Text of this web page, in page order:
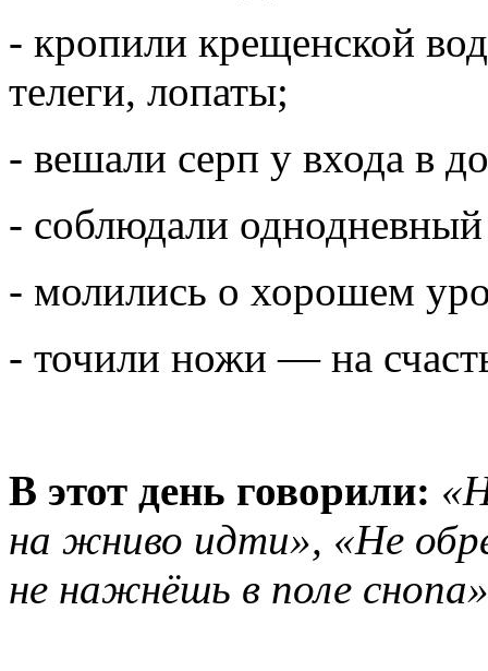
- кропили крещенской
телеги, лопаты;
- вешали серп у входа в
- соблюдали
- молились о хорошем
- точили ножи — на
В этот день говорили:
на жниво идти», «Не
не нажнёшь в поле